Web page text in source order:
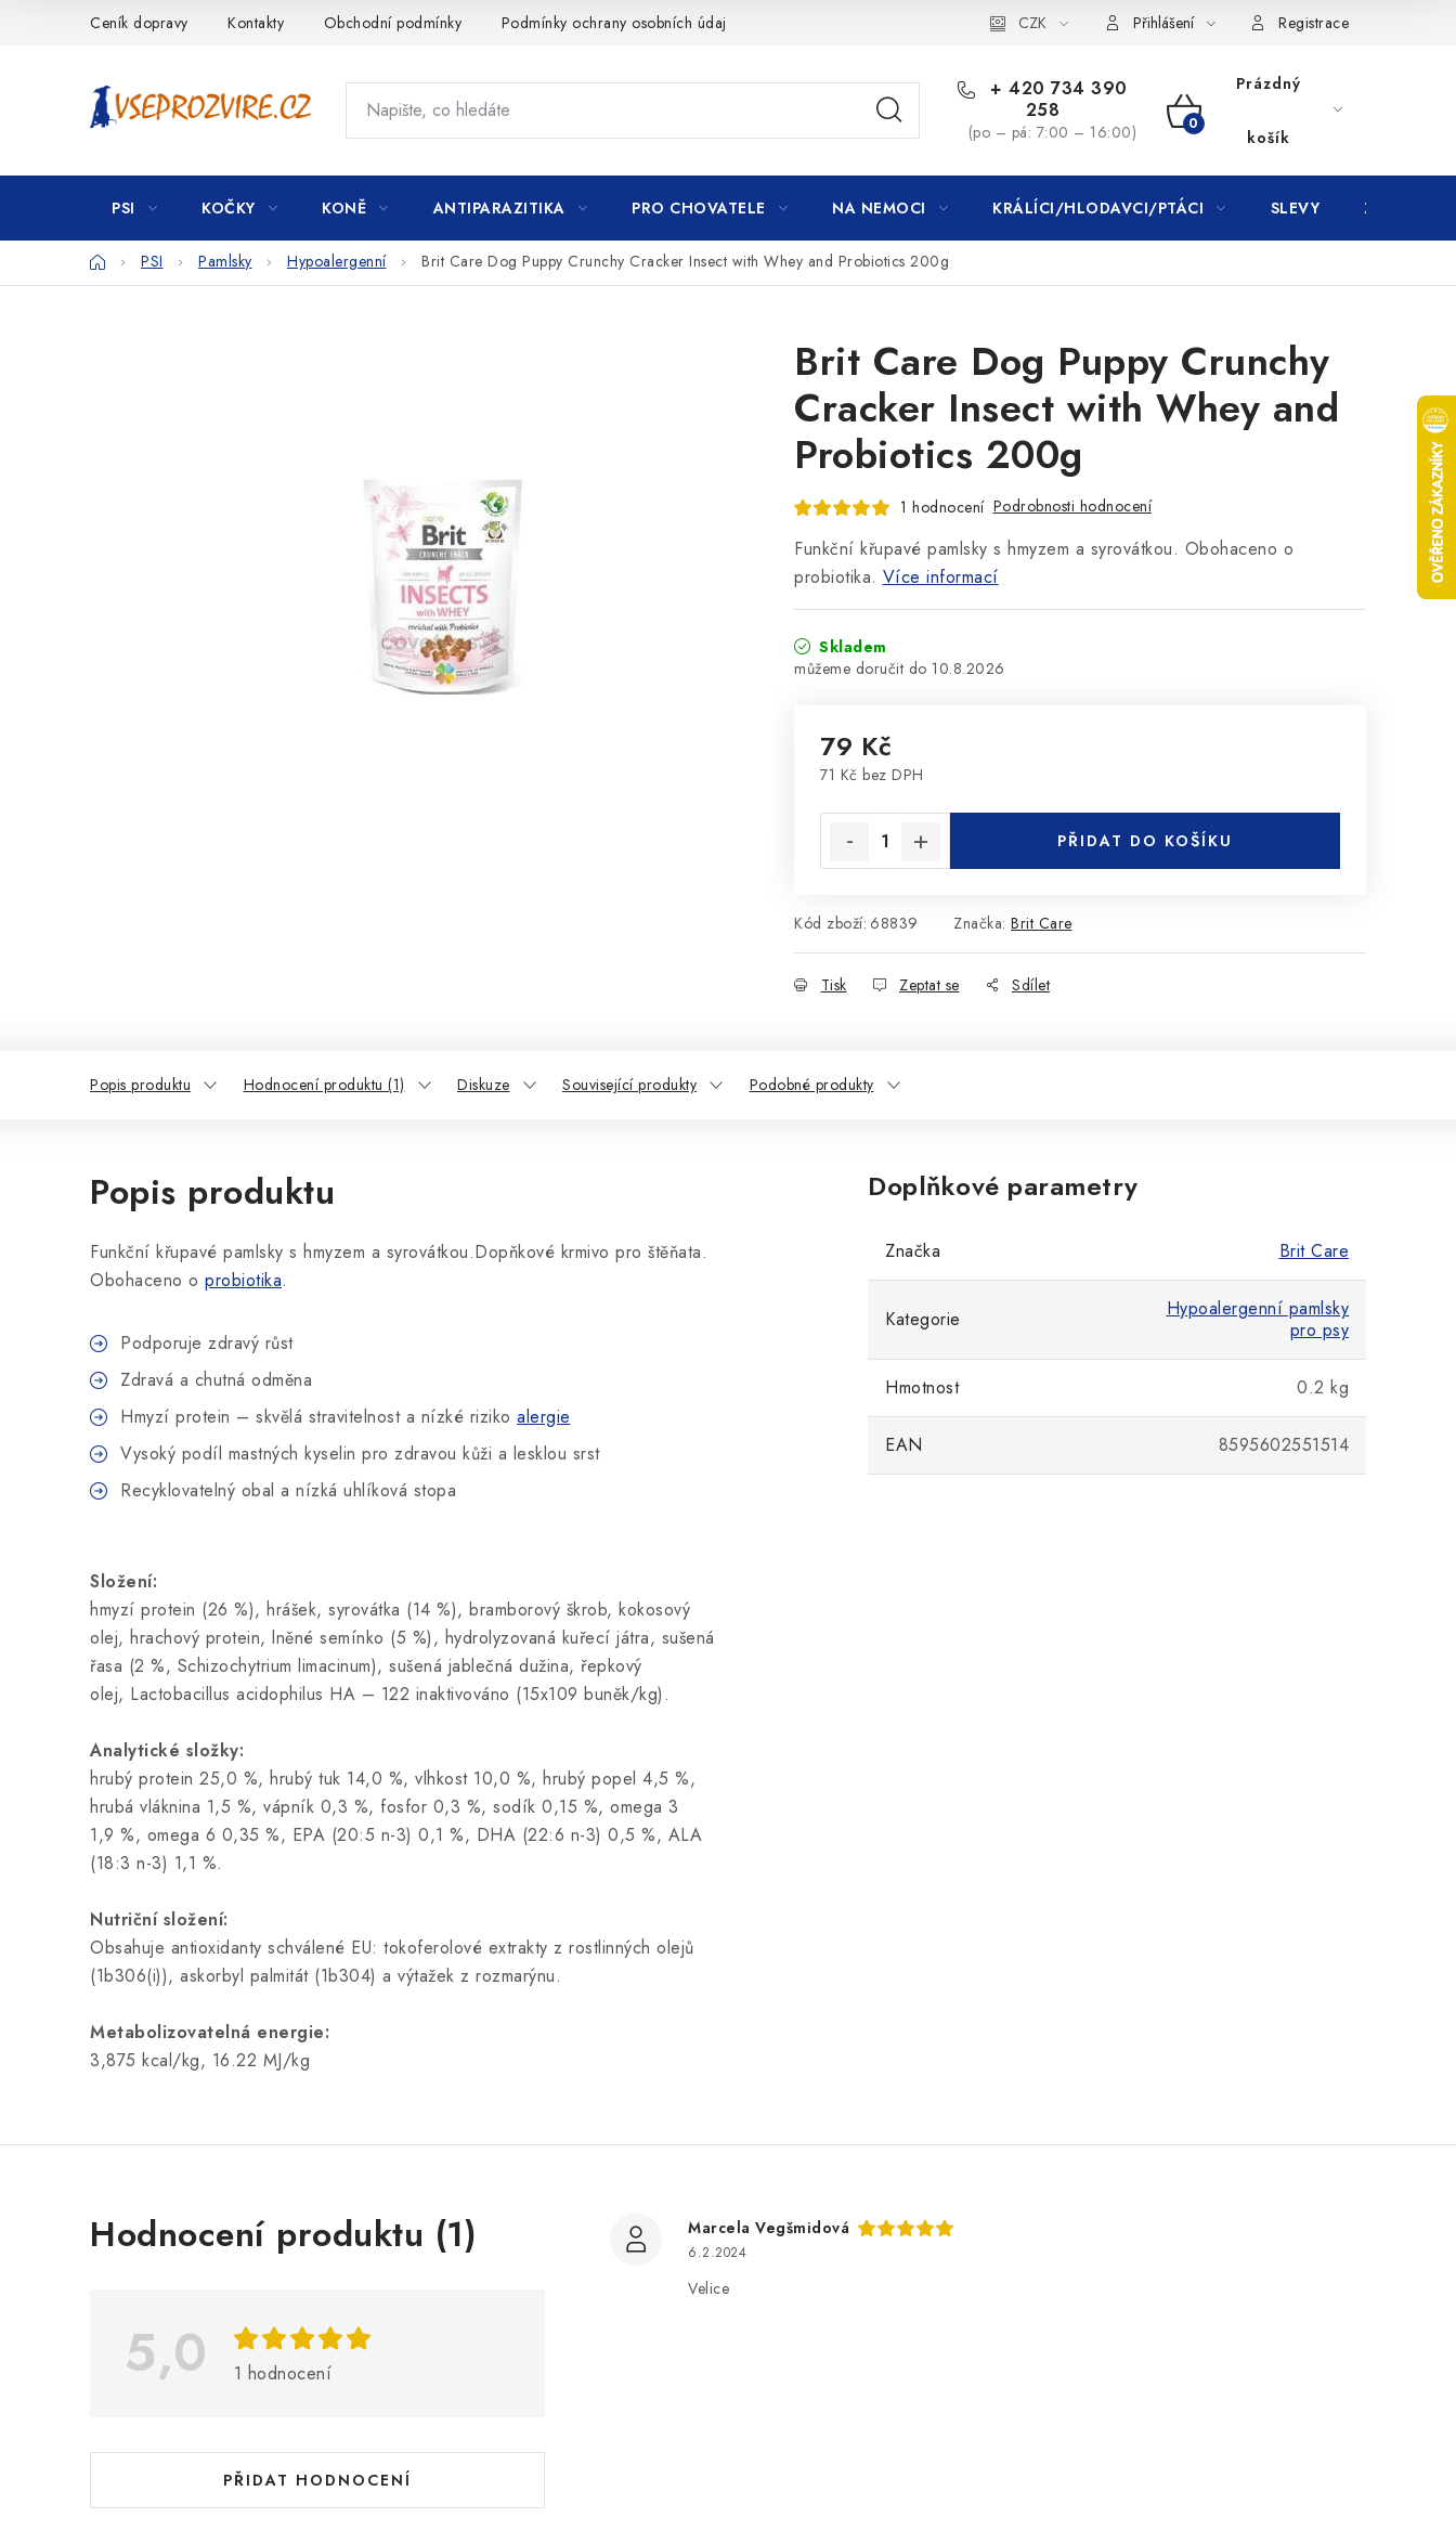
Ceník dopravy Kontakty Obchodní podmínky Podmínky ochrany osobních údajů CZK Přihlášení Registrace
+ 420 734 390
258
(po – pá: 7:00 – 16:00)
NÁKUPNÍ
KOŠÍK
Prázdný
košík
PSI KOČKY KONĚ ANTIPARAZITIKA PRO CHOVATELE NA NEMOCI KRÁLÍCI/HLODAVCI/PTÁCI SLEVY ZNAČKY
DomůPSI Pamlsky Hypoalergenní Brit Care Dog Puppy Crunchy Cracker Insect with Whey and Probiotics 200g
Brit Care Dog Puppy Crunchy
Cracker Insect with Whey and
Probiotics 200g
1 hodnocení Podrobnosti hodnocení
Funkční křupavé pamlsky s hmyzem a syrovátkou. Obohaceno o
probiotika. Více informací
Skladem
10.8.2026
79 Kč
71 Kč bez DPH
PŘIDAT DO KOŠÍKU
Kód zboží: 68839 Značka: Brit Care
Tisk Zeptat se Sdílet
Popis produktu Hodnocení produktu (1) Diskuze Související produkty Podobné produkty
Popis produktu
Funkční křupavé pamlsky s hmyzem a syrovátkou.Dopňkové krmivo pro štěňata.
Obohaceno o probiotika.
Podporuje zdravý růst
Zdravá a chutná odměna
Hmyzí protein – skvělá stravitelnost a nízké riziko alergie
Vysoký podíl mastných kyselin pro zdravou kůži a lesklou srst
Recyklovatelný obal a nízká uhlíková stopa
Složení:
hmyzí protein (26 %), hrášek, syrovátka (14 %), bramborový škrob, kokosový
olej, hrachový protein, lněné semínko (5 %), hydrolyzovaná kuřecí játra, sušená
řasa (2 %, Schizochytrium limacinum), sušená jablečná dužina, řepkový
olej, Lactobacillus acidophilus HA – 122 inaktivováno (15x109 buněk/kg).
Analytické složky:
hrubý protein 25,0 %, hrubý tuk 14,0 %, vlhkost 10,0 %, hrubý popel 4,5 %,
hrubá vláknina 1,5 %, vápník 0,3 %, fosfor 0,3 %, sodík 0,15 %, omega 3
1,9 %, omega 6 0,35 %, EPA (20:5 n-3) 0,1 %, DHA (22:6 n-3) 0,5 %, ALA
(18:3 n-3) 1,1 %.
Nutriční složení:
Obsahuje antioxidanty schválené EU: tokoferolové extrakty z rostlinných olejů
(1b306(i)), askorbyl palmitát (1b304) a výtažek z rozmarýnu.
Metabolizovatelná energie:
3,875 kcal/kg, 16.22 MJ/kg
Doplňkové parametry
Značka Brit Care
Kategorie
Hypoalergenní pamlsky
pro psy
Hmotnost 0.2 kg
EAN 8595602551514
Hodnocení produktu (1)
5,0 1 hodnocení
PŘIDAT HODNOCENÍ
V
o
n
Marcela Vegšmidová
6.2.2024
Velice